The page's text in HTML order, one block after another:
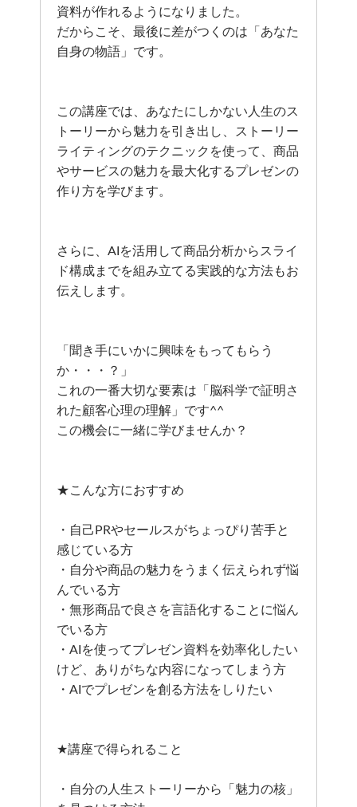
資料が作れるようになりました。
だからこそ、最後に差がつくのは「あなた
自身の物語」です。
この講座では、あなたにしかない人生のス
トーリーから魅力を引き出し、ストーリー
ライティングのテクニックを使って、商品
やサービスの魅力を最大化するプレゼンの
作り方を学びます。
さらに、AIを活用して商品分析からスライ
ド構成までを組み立てる実践的な方法もお
伝えします。
「聞き手にいかに興味をもってもらう
か・・・？」
これの一番大切な要素は「脳科学で証明さ
れた顧客心理の理解」です^^
この機会に一緒に学びませんか？
★こんな方におすすめ
・自己PRやセールスがちょっぴり苦手と
感じている方
・自分や商品の魅力をうまく伝えられず悩
んでいる方
・無形商品で良さを言語化することに悩ん
でいる方
・AIを使ってプレゼン資料を効率化したい
けど、ありがちな内容になってしまう方
・AIでプレゼンを創る方法をしりたい
★講座で得られること
・自分の人生ストーリーから「魅力の核」